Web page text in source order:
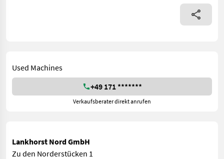
Used Machines
+49 171 *******
Verkaufsberater direkt anrufen
Lankhorst Nord GmbH
Zu den Norderstücken 1